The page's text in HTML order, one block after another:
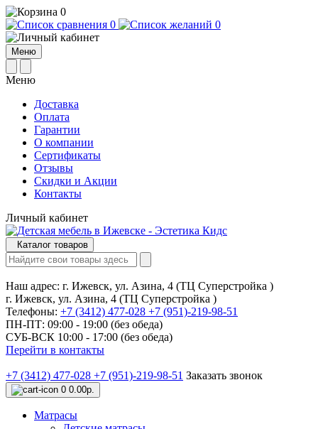
0
0
0
Меню
Меню
Доставка
Оплата
Гарантии
О компании
Сертификаты
Отзывы
Cкидки и Акции
Контакты
Личный кабинет
Каталог товаров
Наш адрес: г. Ижевск, ул. Азина, 4 (ТЦ Суперстройка )
г. Ижевск, ул. Азина, 4 (ТЦ Суперстройка )
Телефоны: +7 (3412) 477-028 +7 (951)-219-98-51
ПН-ПТ: 09:00 - 19:00 (без обеда)
СУБ-ВСК 10:00 - 17:00 (без обеда)
Перейти в контакты
+7 (3412) 477-028 +7 (951)-219-98-51 Заказать звонок
0 0.00р.
Матрасы